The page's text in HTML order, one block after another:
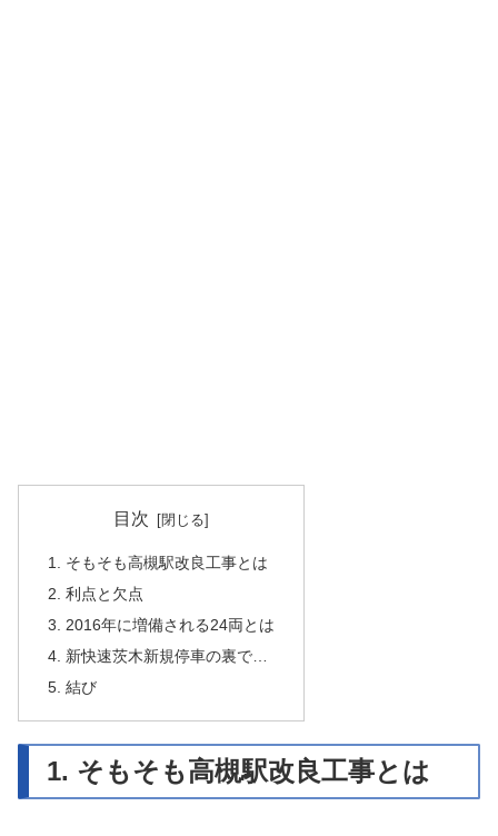
目次
1. そもそも高槻駅改良工事とは
2. 利点と欠点
3. 2016年に増備される24両とは
4. 新快速茨木新規停車の裏で…
5. 結び
1. そもそも高槻駅改良工事とは